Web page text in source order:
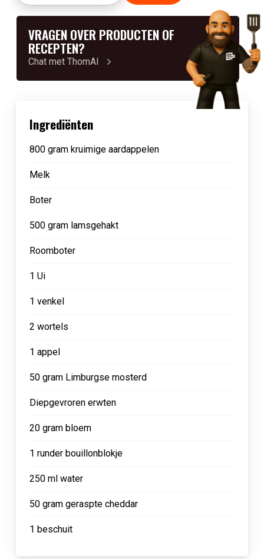
VRAGEN OVER PRODUCTEN OF
RECEPTEN?
Chat met ThomAI
Ingrediënten
800 gram kruimige aardappelen
Melk
Boter
500 gram lamsgehakt
Roomboter
1 Ui
1 venkel
2 wortels
1 appel
50 gram Limburgse mosterd
Diepgevroren erwten
20 gram bloem
1 runder bouillonblokje
250 ml water
50 gram geraspte cheddar
1 beschuit